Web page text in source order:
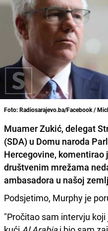
Foto: Radiosarajevo.ba/Facebook /
Muamer Zukić, delegat
(SDA) u Domu naroda
Hercegovine, komentirao
društvenim mrežama
ambasadora u našoj
Podsjetimo, Murphy je
"Pročitao sam intervju